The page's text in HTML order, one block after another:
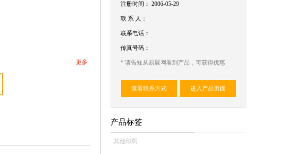
更多
注册时间： 2006-05-29
联 系 人：
联系电话：
传真号码：
* 请告知从易展网看到产品，可获得优惠
查看联系方式 进入产品页面
产品标签
其他印刷